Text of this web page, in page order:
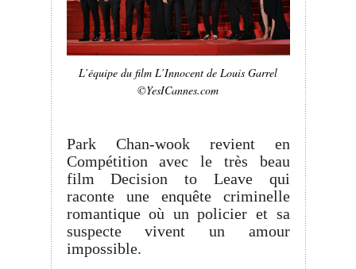
L’équipe du film L’Innocent de Louis Garrel
©YesICannes.com
Park Chan-wook revient en
Compétition avec le très beau
film Decision to Leave qui
raconte une enquête criminelle
romantique où un policier et sa
suspecte vivent un amour
impossible.